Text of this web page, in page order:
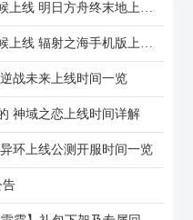
明日方舟终末地什么时候上线 明日方舟终末地上线时间一览
辐射之海手机版什么时候上线 辐射之海手机版上线时间一览
战未来上线时间一览
神域之恋上线时间详解
环上线公测开服时间一览
告